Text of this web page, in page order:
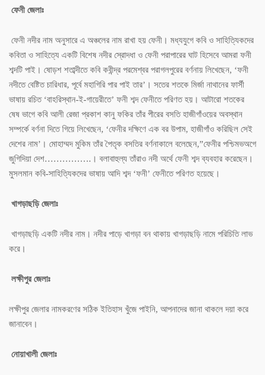
ফেনী জেলাঃ
ফেনী নদীর নাম অনুসারে এ অঞ্চলের নাম রাখা হয় ফেনী। মধ্যযুগে কবি ও সাহিত্যিকদের
কবিতা ও সাহিত্যে একটি বিশেষ নদীর স্রোদধা ও ফেনী পরাপারের ঘাট হিসেবে আমরা ফনী
শব্দটি পাই। ষোড়শ শতাব্দীতে কবি কবীন্দ্র পরমেশ্বর পরাগলপুরের বর্ণনায় লিখেছেন, ‘ফনী
নদীতে বেষ্টিত চারিধার, পূর্বে মহাগিরি পার পাই তার’। সতের শতকে মির্জা নাথানের ফার্সী
ভাষায় রচিত ‘বাহরিস্থান-ই-গায়েরীতে’ ফনী শব্দ ফেনীতে পরিণত হয়। আটারো শতকের
ষেষ ভাগে কবি আলী রেজা প্রকাশ কানু ফকির তাঁর পীরের বসতি হাজীগাঁওয়ের অবস্থান
সম্পর্কে বর্ণনা দিতে গিয়ে লিখেছেন, ‘ফেনীর দক্ষিণে এক বর উপাম, হাজীগাঁও করিছিল সেই
দেশের নাম’। মোহাম্মদ মুকিম তাঁর পৈতৃক বসতির বর্ণনাকালে বলেছেন,”ফেনীর পশ্চিমভঅগে
জুগিদিয়া দেশ…………….। বলাবাহুল্য তাঁরাও নদী অর্থে ফেনী শব্দ ব্যবহার করেছেন।
মুসলমান কবি-সাহিত্যিকদের ভাষায় আদি শব্দ ‘ফনী’ ফেনীতে পরিণত হয়েছে।
খাগড়াছড়ি জেলাঃ
খাগড়াছড়ি একটি নদীর নাম। নদীর পাড়ে খাগড়া বন থাকায় খাগড়াছড়ি নামে পরিচিতি লাভ
করে।
লক্ষীপুর জেলাঃ
লক্ষীপুর জেলার নামকরণের সঠিক ইতিহাস খুঁজে পাইনি, আপনাদের জানা থাকলে দয়া করে
জানাবেন।
নোয়াখালী জেলাঃ